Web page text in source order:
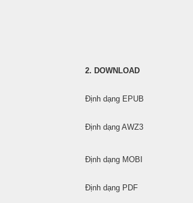
2. DOWNLOAD
Định dạng EPUB
Định dạng AWZ3
Định dạng MOBI
Định dạng PDF